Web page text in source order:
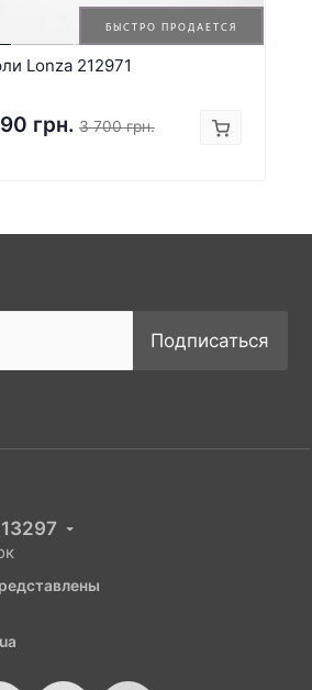
БЫСТРО ПРОДАЕТСЯ
Lonza 212971
грн. 3 700 грн.
Подписаться